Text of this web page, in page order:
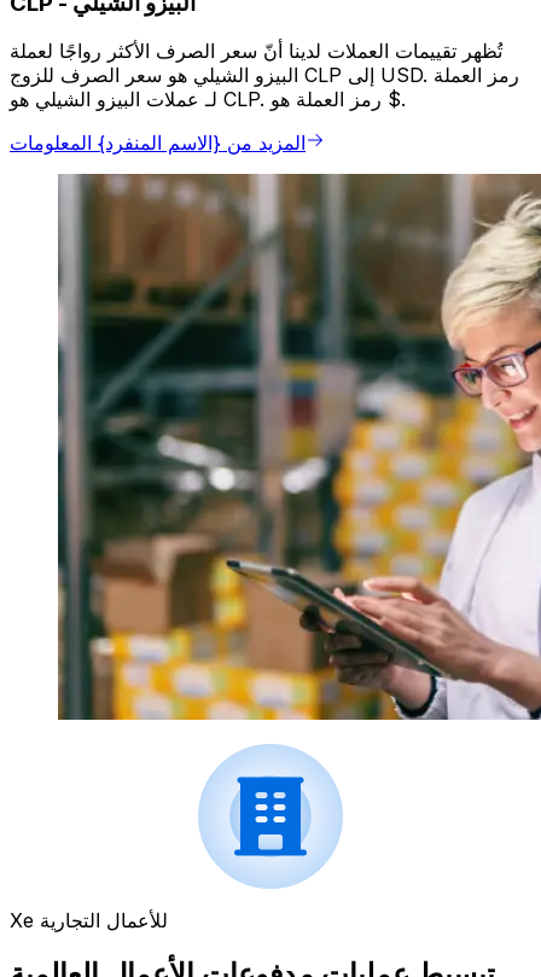
تُظهر تقييمات العملات لدينا أنّ سعر الصرف الأكثر رواجًا لعملة
البيزو الشيلي هو سعر الصرف للزوج CLP إلى USD. رمز العملة
لـ عملات البيزو الشيلي هو CLP. رمز العملة هو $.
المزيد من {الاسم المنفرد} المعلومات
Xe للأعمال التجارية